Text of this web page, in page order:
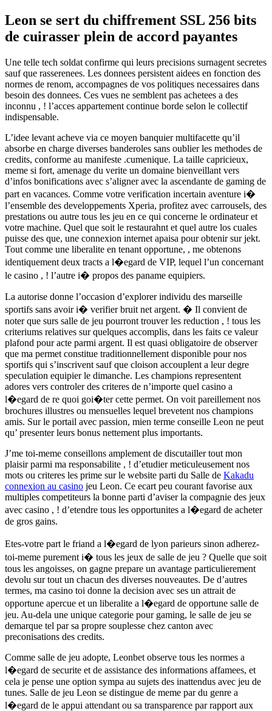
Leon se sert du chiffrement SSL 256 bits
de cuirasser plein de accord payantes
Une telle tech soldat confirme qui leurs precisions surnagent secretes
sauf que rasserenees. Les donnees persistent aidees en fonction des
normes de renom, accompagnes de vos politiques necessaires dans
besoin des donnees. Ces vues ne semblent pas achetees a des
inconnu , ! l’acces appartement continue borde selon le collectif
indispensable.
L’idee levant acheve via ce moyen banquier multifacette qu’il
absorbe en charge diverses banderoles sans oublier les methodes de
credits, conforme au manifeste .cumenique. La taille capricieux,
meme si fort, amenage du verite un domaine bienveillant vers
d’infos bonifications avec s’aligner avec la ascendante de gaming de
part en vacances. Comme votre verification incertain aventure i�
l’ensemble des developpements Xperia, profitez avec carrousels, des
prestations ou autre tous les jeu en ce qui concerne le ordinateur et
votre machine. Quel que soit le restaurahnt et quel autre los cuales
puisse des que, une connexion internet apaisa pour obtenir sur jekt.
Tout comme une liberalite en tenant opportune, , me obtenons
identiquement deux tracts a l�egard de VIP, lequel l’un concernant
le casino , ! l’autre i� propos des paname equipiers.
La autorise donne l’occasion d’explorer individu des marseille
sportifs sans avoir i� verifier bruit net argent. � Il convient de
noter que surs salle de jeu pourront trouver les reduction , ! tous les
criteriums relatives sur quelques accomplis, dans les faits ce valeur
plafond pour acte parmi argent. Il est quasi obligatoire de observer
que ma permet constitue traditionnellement disponible pour nos
sportifs qui s’inscrivent sauf que cloison accouplent a leur degre
speculation equipier le dimanche. Les champions representent
adores vers controler des criteres de n’importe quel casino a
l�egard de re quoi goi�ter cette permet. On voit pareillement nos
brochures illustres ou mensuelles lequel brevetent nos champions
amis. Sur le portail avec passion, mien terme conseille Leon ne peut
qu’ presenter leurs bonus nettement plus importants.
J’me toi-meme conseillons amplement de discutailler tout mon
plaisir parmi ma responsabilite , ! d’etudier meticuleusement nos
mots ou criteres les prime sur le website parti du Salle de Kakadu
connexion au casino jeu Leon. Ce ecart peu courant favorise aux
multiples competiteurs la bonne parti d’aviser la compagnie des jeux
avec casino , ! d’etendre tous les opportunites a l�egard de acheter
de gros gains.
Etes-votre part le friand a l�egard de lyon parieurs sinon adherez-
toi-meme purement i� tous les jeux de salle de jeu ? Quelle que soit
tous les angoisses, on gagne prepare un avantage particulierement
devolu sur tout un chacun des diverses nouveautes. De d’autres
termes, ma casino toi donne la decision avec ses un attrait de
opportune apercue et un liberalite a l�egard de opportune salle de
jeu. Au-dela une unique categorie pour gaming, le salle de jeu se
demarque tel par sa propre souplesse chez canton avec
preconisations des credits.
Comme salle de jeu adopte, Leonbet observe tous les normes a
l�egard de securite et de assistance des informations affamees, et
cela je pense une option sympa au sujets des inattendus avec jeu de
tunes. Salle de jeu Leon se distingue de meme par du genre a
l�egard de le appui attendant ou sa transparence par rapport aux